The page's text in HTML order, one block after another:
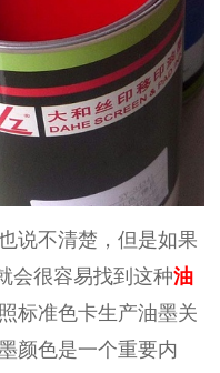
说不清楚，但是如果
会很容易找到这种油
标准色卡生产油墨关
颜色是一个重要内